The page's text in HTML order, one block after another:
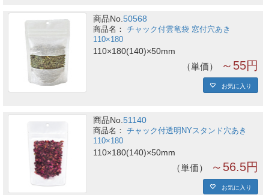
商品No.50568
チャック付雲竜袋 窓付穴あき
110×180
110×180(140)×50mm
単価 ～55円
お気に入り
商品No.51140
チャック付透明NYスタンド穴あき
110×180
110×180(140)×50mm
単価 ～56.5円
お気に入り